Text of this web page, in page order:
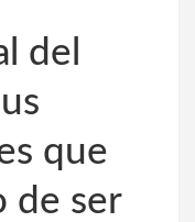
del
que
de ser